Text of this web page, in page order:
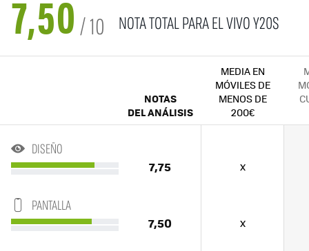
7,50 / 10 NOTA TOTAL PARA EL VIVO Y20S
NOTAS
DEL ANÁLISIS
MEDIA EN
MÓVILES DE
MENOS DE
200€
DISEÑO
7,75 x
PANTALLA
7,50 x